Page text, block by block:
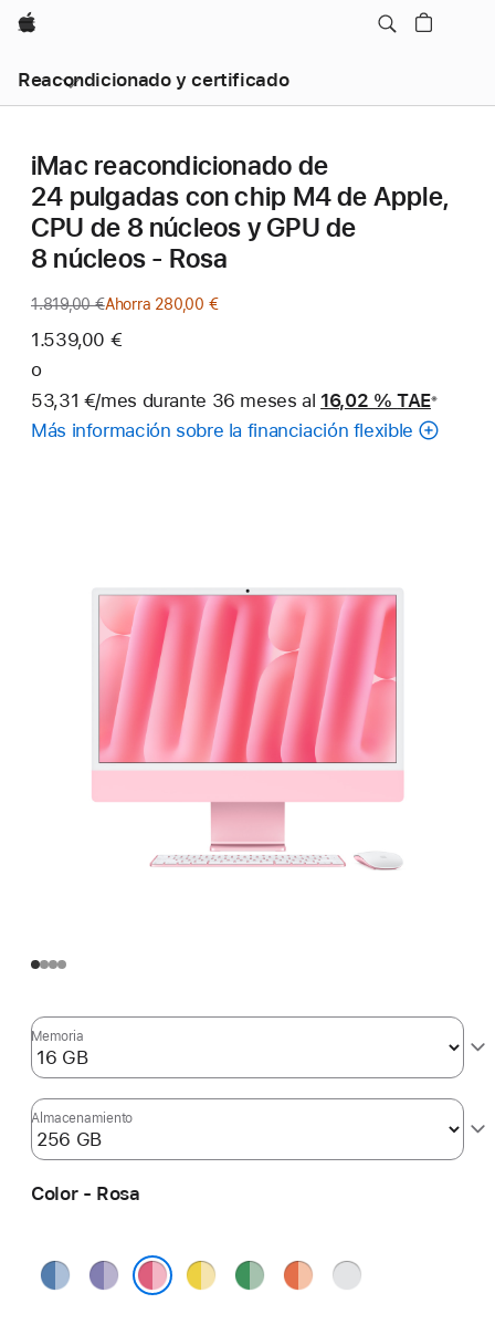
Apple
Reacondicionado y certificado
iMac reacondicionado de
24 pulgadas con chip M4 de Apple,
CPU de 8 núcleos y GPU de
8 núcleos - Rosa
1.819,00 €Precio
Ahorra 280,00 €
1.539,00 €
o
53,31 €/mes durante 36 meses al 16,02 %TAE
a
※
Más información sobre la financiación flexible
Memoria
Almacenamiento
Color - Rosa
Azul Púrpura AmarilloVerde NaranjaPlata